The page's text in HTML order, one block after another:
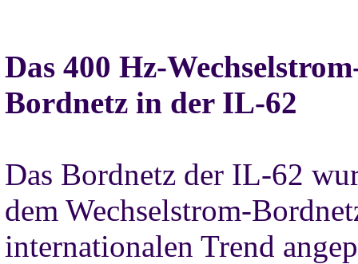
Das 400 Hz-
Bordnetz in der IL-62
Das Bordnetz der IL-62
dem Wechselstrom-
internationalen Trend